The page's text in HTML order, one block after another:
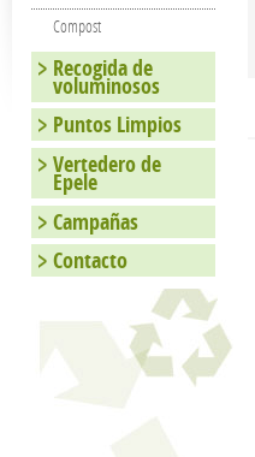
Compost
Recogida de
voluminosos
Puntos Limpios
Vertedero de
Epele
Campañas
Contacto